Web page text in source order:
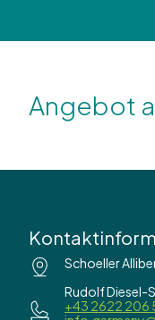
Angebot
Schoeller
Rudolf Diesel-
+43 2622 206